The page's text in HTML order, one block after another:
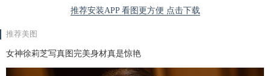
推荐安装APP 看图更方便 点击下载
推荐美图
女神徐莉芝写真图完美身材真是惊艳